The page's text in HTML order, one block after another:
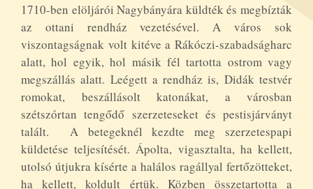
1710-ben elöljárói Nagybányára küldték és megbízták
az ottani rendház vezetésével. A város sok
viszontagságnak volt kitéve a Rákóczi-szabadságharc
alatt, hol egyik, hol másik fél tartotta ostrom vagy
megszállás alatt. Leégett a rendház is, Didák testvér
romokat, beszállásolt katonákat, a városban
szétszórtan tengődő szerzeteseket és pestisjárványt
talált. A betegeknél kezdte meg szerzetespapi
küldetése teljesítését. Ápolta, vigasztalta, ha kellett,
utolsó útjukra kísérte a halálos ragállyal fertőzötteket,
ha kellett, koldult értük. Közben összetartotta a